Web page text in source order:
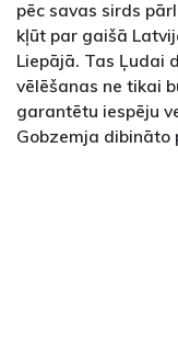
pēc savas sirds
kļūt par gaišā
Liepājā. Tas Ļudai
vēlēšanas ne tikai
garantētu iespēju
Gobzemja